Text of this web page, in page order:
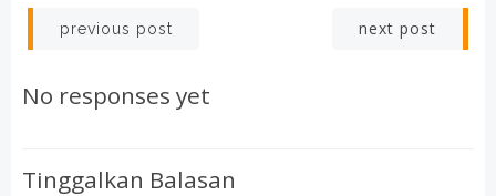
Post
navigation
previous post next post
No responses yet
Tinggalkan Balasan